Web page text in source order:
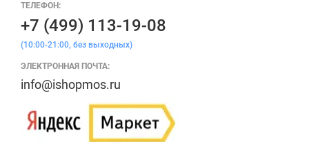
ТЕЛЕФОН:
+7 (499) 113-19-08
(10:00-21:00, без выходных)
ЭЛЕКТРОННАЯ ПОЧТА:
info@ishopmos.ru